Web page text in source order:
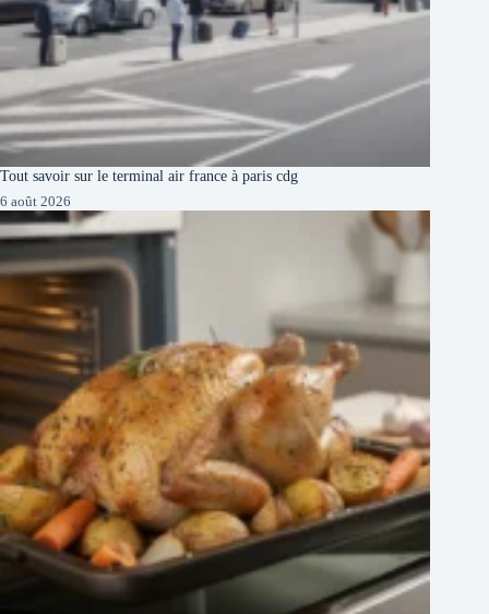
Tout savoir sur le terminal air france à paris cdg
6 août 2026